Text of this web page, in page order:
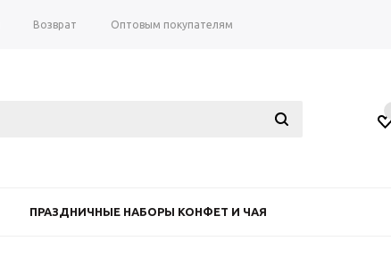
Возврат Оптовым покупателям
ПРАЗДНИЧНЫЕ НАБОРЫ КОНФЕТ И ЧАЯ